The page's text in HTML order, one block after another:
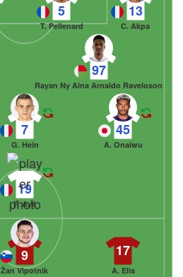
13
C. Akpa
5
T. Pellenard
97
Rayan Ny Aina Arnaldo Raveloson
45
A. Onaiwu
7
G. Hein
19
F. Ayé
9
Žan Vipotnik
17
A. Elis